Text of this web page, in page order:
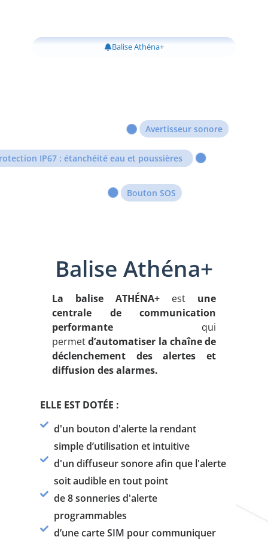
Balise Athéna+
Bouton SOS
Avertisseur sonore
IP67 : étanchéité eau et poussières
Balise Athéna+
La balise ATHÉNA+ est une
centrale de communication
performante qui
permetd’automatiser la chaîne de
déclenchement des alertes et
diffusion des alarmes.
ELLE EST DOTÉE :
d'un bouton d'alerte la rendant
simple d’utilisation et intuitive
d'un diffuseur sonore afin que l'alerte
soit audible en tout point
de 8 sonneries d'alerte
programmables
d’une carte SIM pour communiquer